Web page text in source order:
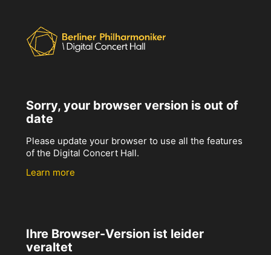
Sorry, your browser version is out of
date
Please update your browser to use all the features
of the Digital Concert Hall.
Learn more
Ihre Browser-Version ist leider
veraltet